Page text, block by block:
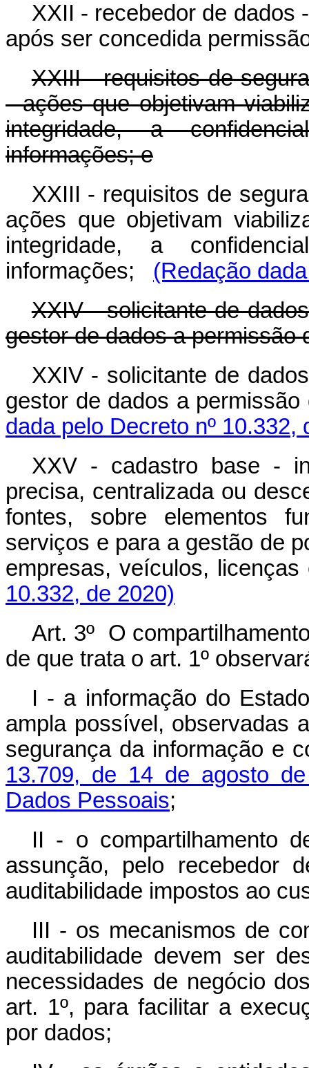
XXII - recebedor de dados
após ser concedida
XXIII - requisitos de
- ações que objetivam
integridade, a
informações; e
XXIII - requisitos de
ações que objetivam
integridade, a
informações; (Redação
XXIV - solicitante de
gestor de dados a permissão
XXIV - solicitante de
gestor de dados a
dada pelo Decreto nº 10.332,
XXV - cadastro base -
precisa, centralizada ou
fontes, sobre elementos
serviços e para a gestão de
empresas, veículos, licenças
10.332, de 2020)
Art. 3º O
de que trata o art. 1º
I - a informação do
ampla possível, observadas
segurança da informação e
13.709, de 14 de agosto
Dados Pessoais;
II - o compartilhamento
assunção, pelo recebedor
auditabilidade impostos ao
III - os mecanismos de
auditabilidade devem ser
necessidades de negócio
art. 1º, para facilitar a
por dados;